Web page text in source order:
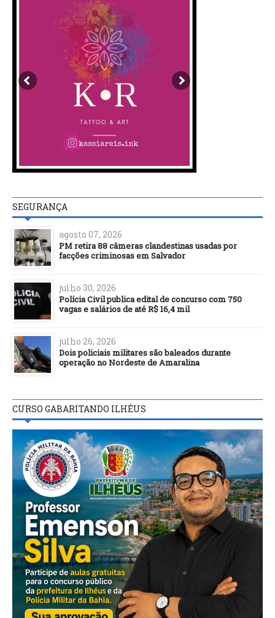
SEGURANÇA
agosto 07, 2026
PM retira 88 câmeras clandestinas usadas por
facções criminosas em Salvador
julho 30, 2026
Polícia Civil publica edital de concurso com 750
vagas e salários de até R$ 16,4 mil
julho 26, 2026
Dois policiais militares são baleados durante
operação no Nordeste de Amaralina
CURSO GABARITANDO ILHÉUS